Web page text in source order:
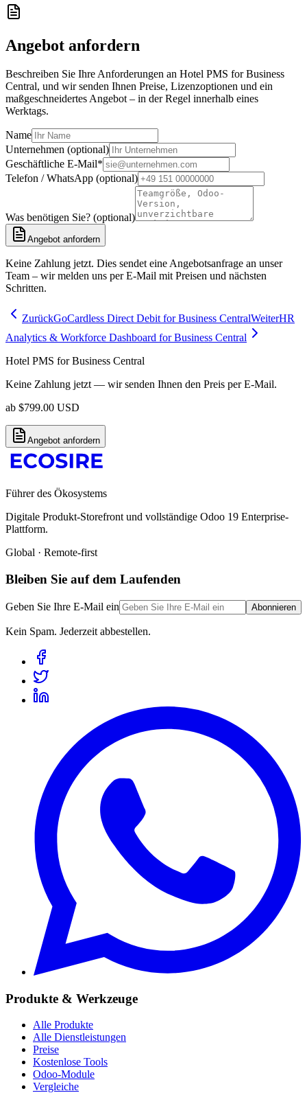
Angebot anfordern
Beschreiben Sie Ihre Anforderungen an Hotel PMS for Business
Central, und wir senden Ihnen Preise, Lizenzoptionen und ein
maßgeschneidertes Angebot – in der Regel innerhalb eines
Werktags.
Name
Unternehmen (optional)
Geschäftliche E-Mail*
Telefon / WhatsApp (optional)
Was benötigen Sie? (optional)
Angebot anfordern
Keine Zahlung jetzt. Dies sendet eine Angebotsanfrage an unser
Team – wir melden uns per E-Mail mit Preisen und nächsten
Schritten.
ZurückGoCardless Direct Debit for Business CentralWeiterHR
Analytics & Workforce Dashboard for Business Central
Hotel PMS for Business Central
Keine Zahlung jetzt — wir senden Ihnen den Preis per E-Mail.
ab $799.00 USD
Angebot anfordern
Führer des Ökosystems
Digitale Produkt-Storefront und vollständige Odoo 19 Enterprise-
Plattform.
Global · Remote-first
Bleiben Sie auf dem Laufenden
Geben Sie Ihre E-Mail ein Abonnieren
Kein Spam. Jederzeit abbestellen.
Produkte & Werkzeuge
Alle Produkte
Alle Dienstleistungen
Preise
Kostenlose Tools
Odoo-Module
Vergleiche